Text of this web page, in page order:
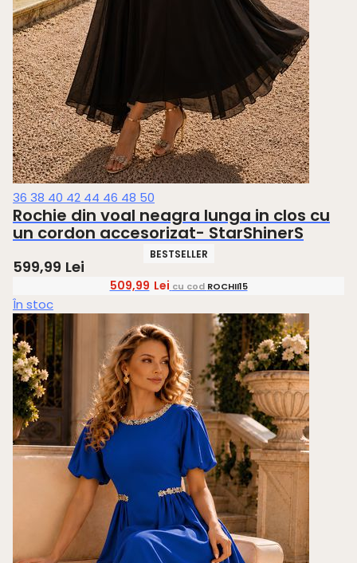
36 38 40 42 44 46 48 50
Rochie din voal neagra lunga in clos cu
un cordon accesorizat- StarShinerS
BESTSELLER
599,99 Lei
509,99 Lei cu cod ROCHII15
În stoc